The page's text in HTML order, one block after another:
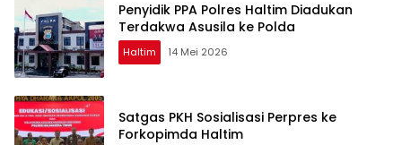
Penyidik PPA Polres Haltim Diadukan
Terdakwa Asusila ke Polda
Haltim 14 Mei 2026
Satgas PKH Sosialisasi Perpres ke
Forkopimda Haltim